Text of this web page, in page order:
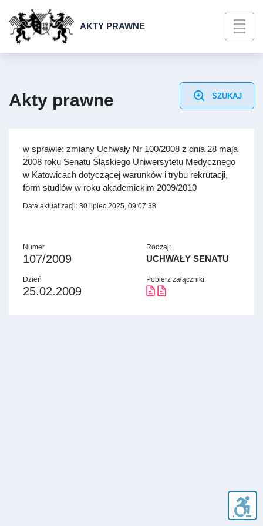
AKTY PRAWNE
SZUKAJ
Akty prawne
Numer
107/2009
Dzień
25.02.2009
w sprawie: zmiany Uchwały Nr 100/2008 z dnia 28 maja
2008 roku Senatu Śląskiego Uniwersytetu Medycznego
w Katowicach dotyczącej warunków i trybu rekrutacji,
form studiów w roku akademickim 2009/2010
Data aktualizacji: 30 lipiec 2025, 09:07:38
Rodzaj:
UCHWAŁY SENATU
Pobierz załączniki: